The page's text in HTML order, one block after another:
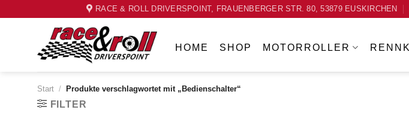
RACE & ROLL DRIVERSPOINT, FRAUENBERGER STR. 80, 53879 EUSKIRCHEN
HOME SHOP MOTORROLLER
Start / Produkte verschlagwortet mit „Bedienschalter“
FILTER